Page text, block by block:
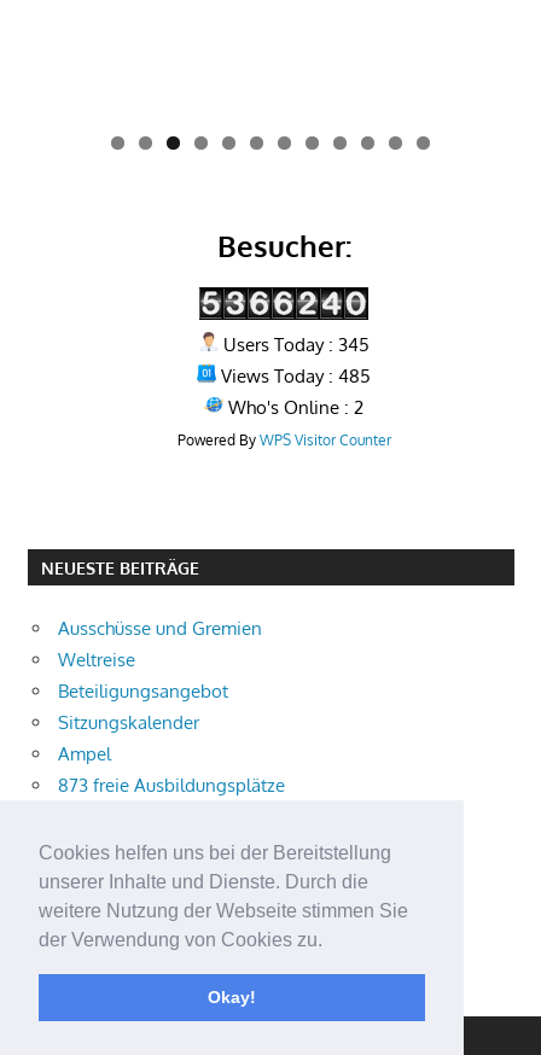
Cookies helfen uns bei der Bereitstellung
unserer Inhalte und Dienste. Durch die
weitere Nutzung der Webseite stimmen Sie
der Verwendung von Cookies zu.
Okay!
0 1 2
Besucher:
Users Today : 345
Views Today : 485
Who's Online : 2
Powered By WPS Visitor Counter
NEUESTE BEITRÄGE
Ausschüsse und Gremien
Weltreise
Beteiligungsangebot
Sitzungskalender
Ampel
873 freie Ausbildungsplätze
Aktuelle Verkehrsmeldungen
Terracliff
Wärmeplanung
Demokratie-Tag 2026
Neuer Jahrgang